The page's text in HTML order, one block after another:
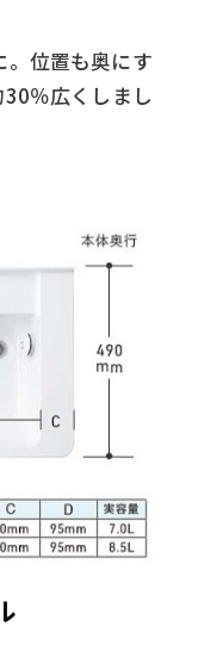
。位置も奥にす
％広くしまし